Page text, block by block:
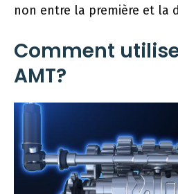
non entre la première et la
Comment
AMT?